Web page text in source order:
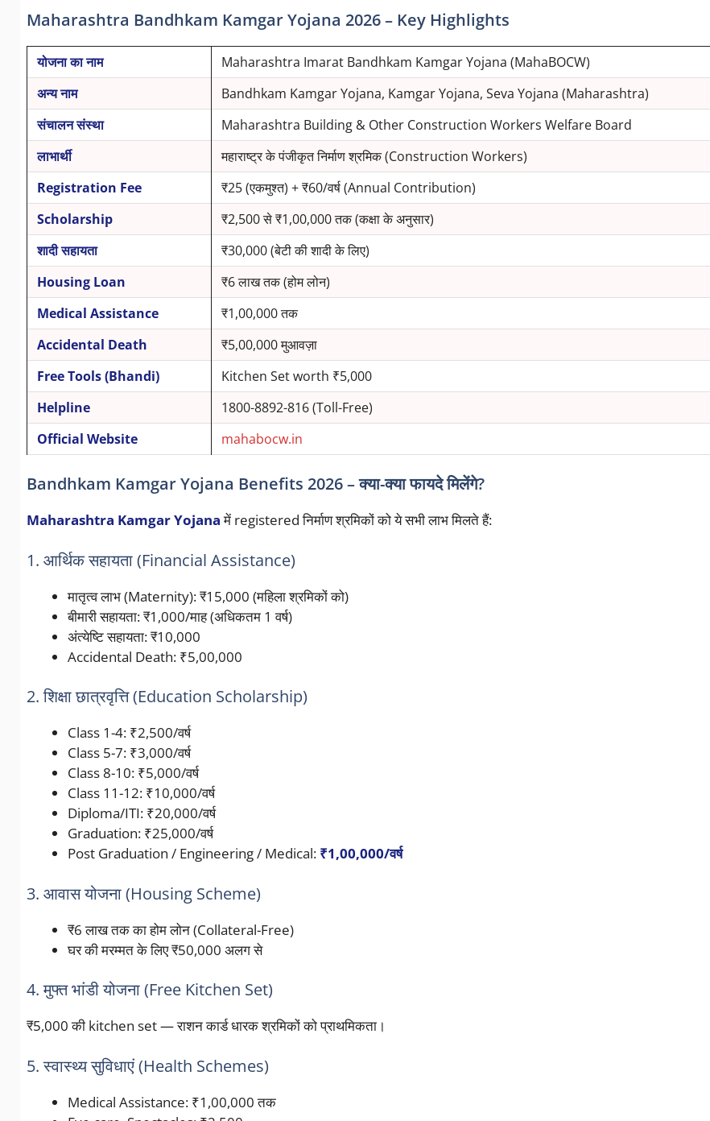
Maharashtra Bandhkam Kamgar Yojana 2026 – Key Highlights
योजना का नाम
Maharashtra Imarat Bandhkam Kamgar Yojana (MahaBOCW)
अन्य नाम
Bandhkam Kamgar Yojana, Kamgar Yojana, Seva Yojana (Maharashtra)
संचालन संस्था
Maharashtra Building & Other Construction Workers Welfare Board
लाभार्थी
महाराष्ट्र के पंजीकृत निर्माण श्रमिक (Construction Workers)
Registration Fee
₹25 (एकमुश्त) + ₹60/वर्ष (Annual Contribution)
Scholarship
₹2,500 से ₹1,00,000 तक (कक्षा के अनुसार)
शादी सहायता
₹30,000 (बेटी की शादी के लिए)
Housing Loan
₹6 लाख तक (होम लोन)
Medical Assistance
₹1,00,000 तक
Accidental Death
₹5,00,000 मुआवज़ा
Free Tools (Bhandi)
Kitchen Set worth ₹5,000
Helpline
1800-8892-816 (Toll-Free)
Official Website
mahabocw.in
Bandhkam Kamgar Yojana Benefits 2026 – क्या-क्या फायदे मिलेंगे?
Maharashtra Kamgar Yojanaमें registered निर्माण श्रमिकों को ये सभी लाभ मिलते हैं:
1. आर्थिक सहायता (Financial Assistance)
मातृत्व लाभ (Maternity): ₹15,000 (महिला श्रमिकों को)
बीमारी सहायता: ₹1,000/माह (अधिकतम 1 वर्ष)
अंत्येष्टि सहायता: ₹10,000
Accidental Death: ₹5,00,000
2. शिक्षा छात्रवृत्ति (Education Scholarship)
Class 1-4: ₹2,500/वर्ष
Class 5-7: ₹3,000/वर्ष
Class 8-10: ₹5,000/वर्ष
Class 11-12: ₹10,000/वर्ष
Diploma/ITI: ₹20,000/वर्ष
Graduation: ₹25,000/वर्ष
Post Graduation / Engineering / Medical: ₹1,00,000/वर्ष
3. आवास योजना (Housing Scheme)
₹6 लाख तक का होम लोन (Collateral-Free)
घर की मरम्मत के लिए ₹50,000 अलग से
4. मुफ्त भांडी योजना (Free Kitchen Set)
₹5,000 की kitchen set — राशन कार्ड धारक श्रमिकों को प्राथमिकता।
5. स्वास्थ्य सुविधाएं (Health Schemes)
Medical Assistance: ₹1,00,000 तक